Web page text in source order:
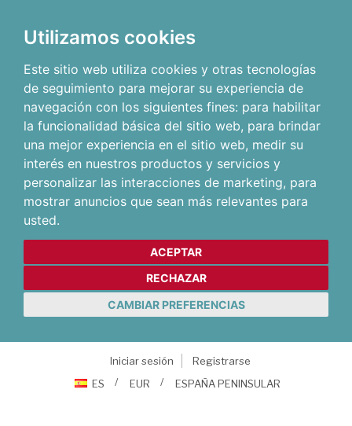
Utilizamos cookies
Este sitio web utiliza cookies y otras tecnologías
de seguimiento para mejorar su experiencia de
navegación con los siguientes fines: para habilitar
la funcionalidad básica del sitio web, para brindar
una mejor experiencia en el sitio web, medir su
interés en nuestros productos y servicios y
personalizar las interacciones de marketing, para
mostrar anuncios que sean más relevantes para
usted.
ACEPTAR
RECHAZAR
CAMBIAR PREFERENCIAS
Iniciar sesión
Registrarse
ES
EUR ESPAÑA PENINSULAR